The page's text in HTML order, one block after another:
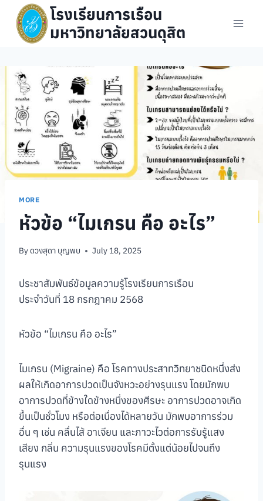
content
โรงเรียนการเรือน
มหาวิทยาลัยสวนดุสิต
MORE
หัวข้อ “ไมเกรน คือ อะไร”
Byดวงสุดา บุญพบ July 18, 2025
ประชาสัมพันธ์ข้อมูลความรู้โรงเรียนการเรือน
ประจำวันที่ 18 กรกฎาคม 2568
หัวข้อ “ไมเกรน คือ อะไร”
ไมเกรน (Migraine) คือ โรคทางประสาทวิทยาชนิดหนึ่งส่ง
ผลให้เกิดอาการปวดเป็นจังหวะอย่างรุนแรง โดยมักพบ
อาการปวดที่ข้างใดข้างหนึ่งของศีรษะ อาการปวดอาจเกิด
ขึ้นเป็นชั่วโมง หรือต่อเนื่องได้หลายวัน มักพบอาการร่วม
อื่น ๆ เช่น คลื่นไส้ อาเจียน และภาวะไวต่อการรับรู้แสง
เสียง กลิ่น ความรุนแรงของโรคมีตั้งแต่น้อยไปจนถึง
รุนแรง